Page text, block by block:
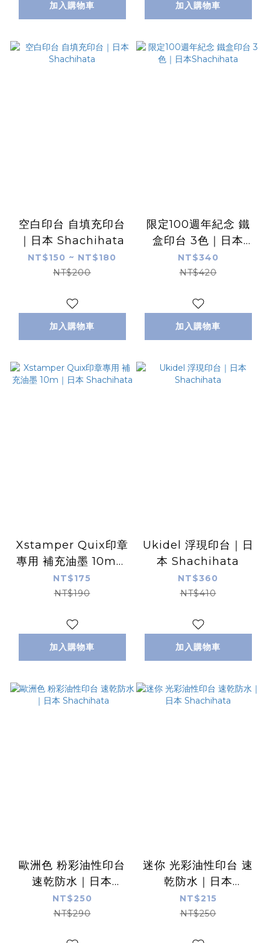
加入購物車 加入購物車
空白印台 自填充印台
｜日本 Shachihata
NT$150 ~ NT$180
NT$200
加入購物車
限定100週年紀念 鐵
盒印台 3色｜日本
Shachihata
NT$340
NT$420
加入購物車
Xstamper Quix印章
專用 補充油墨 10m｜
日本 Shachihata
NT$175
NT$190
加入購物車
Ukidel 浮現印台｜日
本 Shachihata
NT$360
NT$410
加入購物車
歐洲色 粉彩油性印台
速乾防水｜日本
Shachihata
NT$250
NT$290
迷你 光彩油性印台 速
乾防水｜日本
Shachihata
NT$215
NT$250